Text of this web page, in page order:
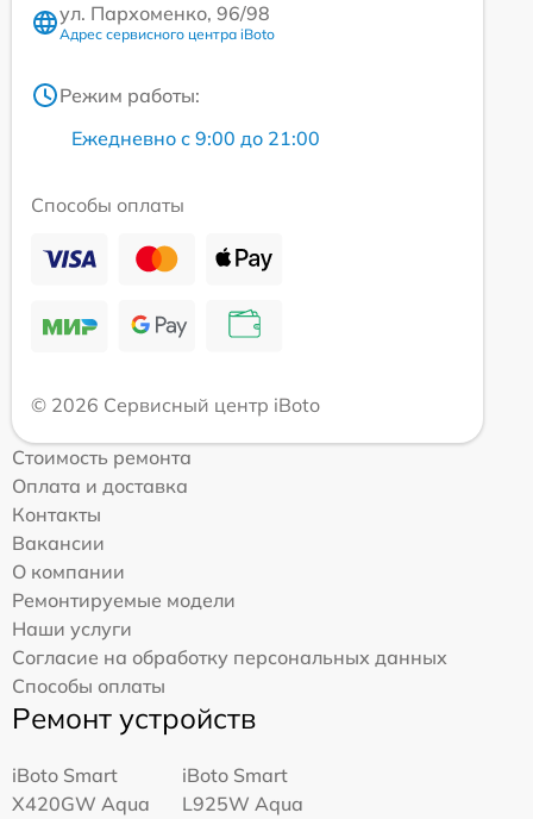
ул. Пархоменко, 96/98
Адрес сервисного центра iBoto
Режим работы:
Ежедневно с 9:00 до 21:00
Способы оплаты
© 2026 Сервисный центр iBoto
Стоимость ремонта
Оплата и доставка
Контакты
Вакансии
О компании
Ремонтируемые модели
Наши услуги
Согласие на обработку персональных данных
Способы оплаты
Ремонт устройств
iBoto Smart
Х420GW Aqua
iBoto Smart
L925W Aqua